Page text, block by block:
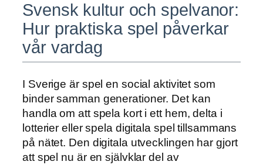
Svensk kultur och spelvanor:
Hur praktiska spel påverkar
vår vardag
I Sverige är spel en social aktivitet som
binder samman generationer. Det kan
handla om att spela kort i ett hem, delta i
lotterier eller spela digitala spel tillsammans
på nätet. Den digitala utvecklingen har gjort
att spel nu är en självklar del av